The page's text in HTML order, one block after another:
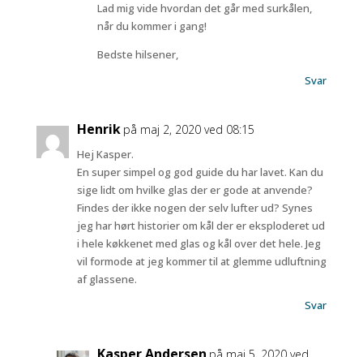
Lad mig vide hvordan det går med surkålen,
når du kommer i gang!
Bedste hilsener,
Svar
Henrik på maj 2, 2020 ved 08:15
Hej Kasper.
En super simpel og god guide du har lavet. Kan du
sige lidt om hvilke glas der er gode at anvende?
Findes der ikke nogen der selv lufter ud? Synes
jeg har hørt historier om kål der er eksploderet ud
i hele køkkenet med glas og kål over det hele. Jeg
vil formode at jeg kommer til at glemme udluftning
af glassene.
Svar